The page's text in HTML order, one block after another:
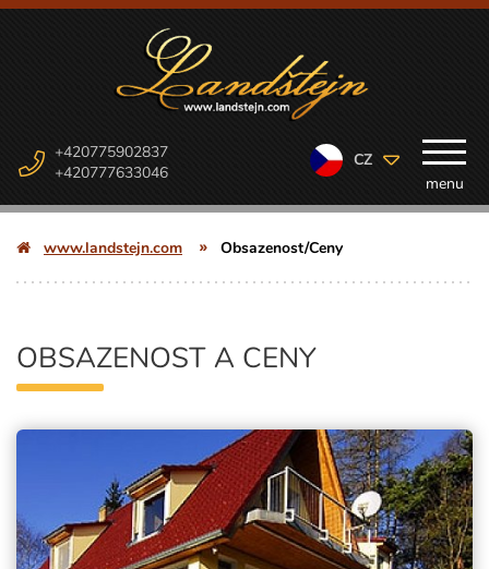
CZ
+420775902837
+420777633046
menu
www.landstejn.com Obsazenost/Ceny
OBSAZENOST A CENY